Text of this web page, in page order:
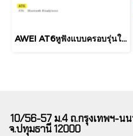
AWEI AT6​หูฟังแบบครอบรุ่นใหม่​ เสียงดีมาก​คุยโทรศัพท์​ได้​ ระบบเสียงHifiเวอร์ชัน​บลูทูธ​5.3
10/56-57 ม.4 ถ.กรุงเทพฯ-น
จ.ปทุมธานี 12000